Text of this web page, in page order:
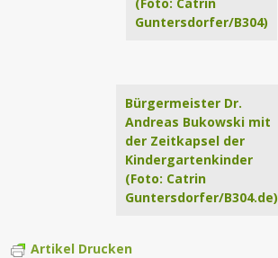
(Foto: Catrin
Guntersdorfer/B304)
Bürgermeister Dr.
Andreas Bukowski mit
der Zeitkapsel der
Kindergartenkinder
(Foto: Catrin
Guntersdorfer/B304.de)
Artikel Drucken